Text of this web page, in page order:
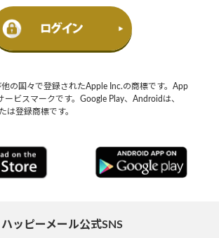
の国々で登録されたApple Inc.の商標です。App
ービスマークです。Google Play、Androidは、
は登録商標です。
ハッピーメール公式SNS